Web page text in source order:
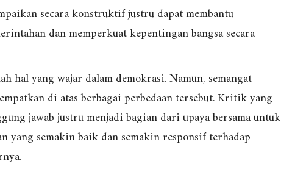
secara konstruktif justru dapat membantu
dan memperkuat kepentingan bangsa secara
hal yang wajar dalam demokrasi. Namun, semangat
di atas berbagai perbedaan tersebut. Kritik yang
jawab justru menjadi bagian dari upaya bersama untuk
yang semakin baik dan semakin responsif terhadap